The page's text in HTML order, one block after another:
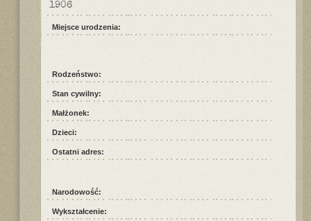
1906
Miejsce urodzenia:
Rodzeństwo:
Stan cywilny:
Małżonek:
Dzieci:
Ostatni adres:
Narodowość:
Wykształcenie: